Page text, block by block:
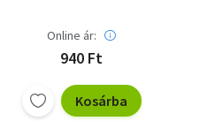
Online ár:
940 Ft
Kosárba